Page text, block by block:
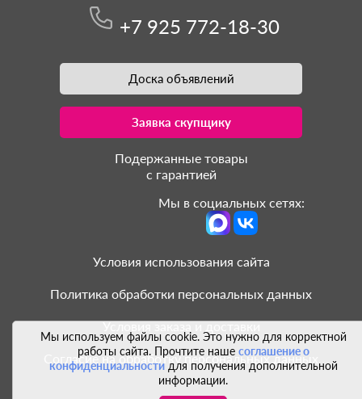
Мы используем файлы cookie. Это нужно для корректной
работы сайта. Прочтите наше соглашение о
конфиденциальностидля получения дополнительной
информации.
+7 925 772-18-30
Доска объявлений
Заявка скупщику
Подержанные товары
с гарантией
Мы в социальных сетях:
Условия использования сайта
Политика обработки персональных данных
Условия заказа и доставки
Согласие на обработку персональных данных